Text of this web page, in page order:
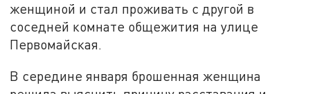
женщиной и стал проживать с другой в
соседней комнате общежития на улице
Первомайская.
В середине января брошенная женщина